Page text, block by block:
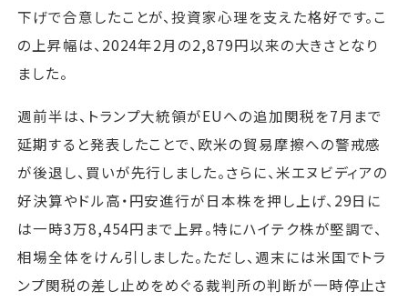
下げで合意したことが、投資家心理を支えた格好です。こ
の上昇幅は、2024年2月の2,879円以来の大きさとなり
ました。
週前半は、トランプ大統領がEUへの追加関税を7月まで
延期すると発表したことで、欧米の貿易摩擦への警戒感
が後退し、買いが先行しました。さらに、米エヌビディアの
好決算やドル高・円安進行が日本株を押し上げ、29日に
は一時3万8,454円まで上昇。特にハイテク株が堅調で、
相場全体をけん引しました。ただし、週末には米国でトラ
ンプ関税の差し止めをめぐる裁判所の判断が一時停止さ